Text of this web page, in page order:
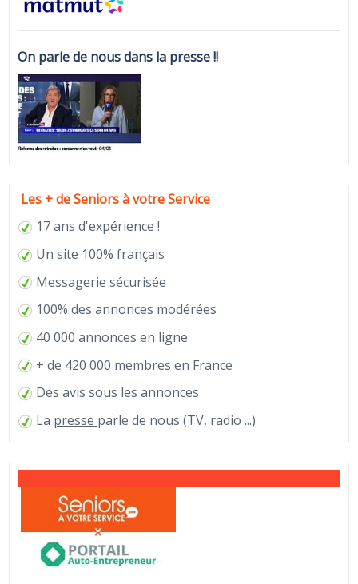
On parle de nous dans la presse !!
Les + de Seniors à votre Service
17 ans d'expérience !
Un site 100% français
Messagerie sécurisée
100% des annonces modérées
40 000 annonces en ligne
+ de 420 000 membres en France
Des avis sous les annonces
La presse parle de nous (TV, radio ...)